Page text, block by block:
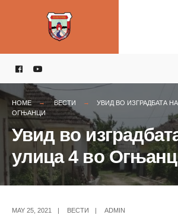
HOME ВЕСТИ
УВИД ВО ИЗГРАДБАТА
ОГЊАНЦИ
Увид во
улица 4 во
MAY 25, 2021 ВЕСТИ ADMIN